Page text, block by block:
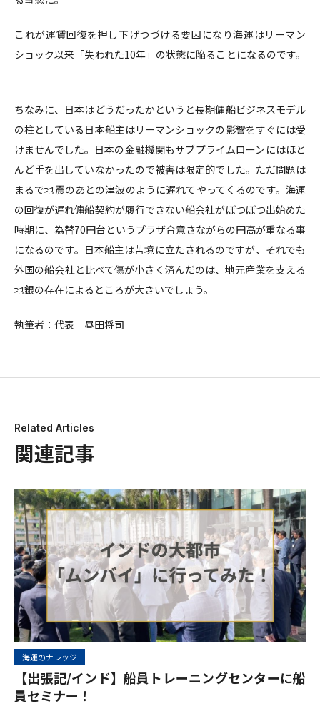
これが運賃回復を押し下げつづける要因になり海運はリーマン
ショック以来「失われた10年」の状態に陥ることになるのです。
ちなみに、日本はどうだったかというと長期傭船ビジネスモデル
の柱としている日本船主はリーマンショックの影響をすぐには受
けませんでした。日本の金融機関もサブプライムローンにはほと
んど手を出していなかったので被害は限定的でした。ただ問題は
まるで地震のあとの津波のように遅れてやってくるのです。海運
の回復が遅れ傭船契約が履行できない船会社がぼつぼつ出始めた
時期に、為替70円台というプラザ合意さながらの円高が重なる事
になるのです。日本船主は苦境に立たされるのですが、それでも
外国の船会社と比べて傷が小さく済んだのは、地元産業を支える
地銀の存在によるところが大きいでしょう。
執筆者：代表 昼田将司
Related Articles
関連記事
海運のナレッジ
【出張記/インド】船員トレーニングセンターに船
員セミナー！